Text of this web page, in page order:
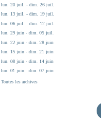
lun. 20 juil. - dim. 26 juil.
lun. 13 juil. - dim. 19 juil.
lun. 06 juil. - dim. 12 juil.
lun. 29 juin - dim. 05 juil.
lun. 22 juin - dim. 28 juin
lun. 15 juin - dim. 21 juin
lun. 08 juin - dim. 14 juin
lun. 01 juin - dim. 07 juin
Toutes les archives